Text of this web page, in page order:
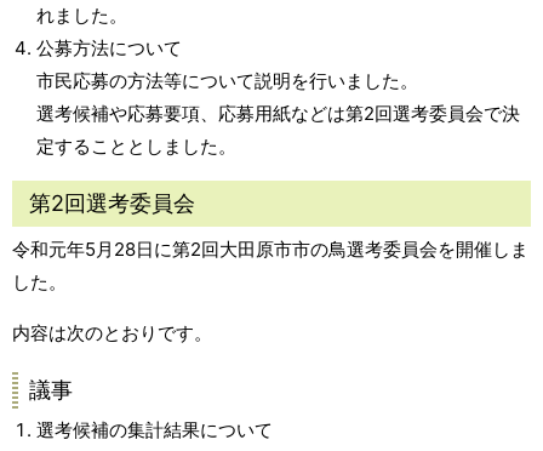
れました。
公募方法について
市民応募の方法等について説明を行いました。
選考候補や応募要項、応募用紙などは第2回選考委員会で決
定することとしました。
第2回選考委員会
令和元年5月28日に第2回大田原市市の鳥選考委員会を開催しま
した。
内容は次のとおりです。
議事
選考候補の集計結果について